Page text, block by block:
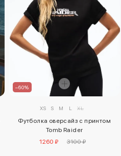
–60%
XS S M L XL
Футболка оверсайз с принтом
Tomb Raider
1260 ₽
3100 ₽